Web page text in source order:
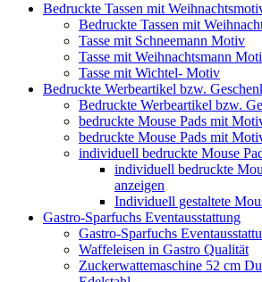
Bedruckte Tassen mit
Bedruckte Tassen mit
Tasse mit Schneemann Motiv
Tasse mit Weihnachtsmann
Tasse mit Wichtel- Motiv
Bedruckte Werbeartikel bzw.
Bedruckte Werbeartikel bzw.
bedruckte Mouse Pads mit
bedruckte Mouse Pads mit
individuell bedruckte Mouse
individuell bedruckte
anzeigen
Individuell gestaltete
Gastro-Sparfuchs Eventausstattung
Gastro-Sparfuchs
Waffeleisen in Gastro Qualität
Zuckerwattemaschine 52 cm